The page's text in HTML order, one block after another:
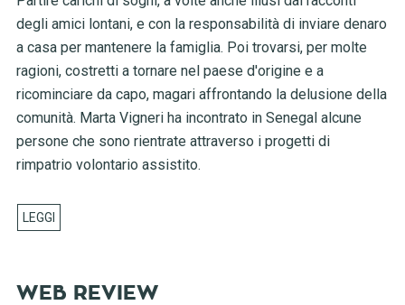
degli amici lontani, e con la responsabilità di inviare denaro
a casa per mantenere la famiglia. Poi trovarsi, per molte
ragioni, costretti a tornare nel paese d'origine e a
ricominciare da capo, magari affrontando la delusione della
comunità. Marta Vigneri ha incontrato in Senegal alcune
persone che sono rientrate attraverso i progetti di
rimpatrio volontario assistito.
WEB REVIEW